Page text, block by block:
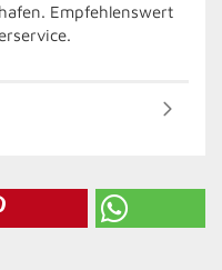
Empfehlenswert